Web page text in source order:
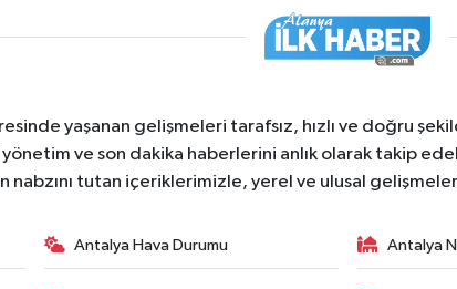
yaşanan gelişmeleri tarafsız, hızlı ve doğru
ve son dakika haberlerini anlık olarak takip
nabzını tutan içeriklerimizle, yerel ve ulusal
Antalya Hava Durumu Antalya